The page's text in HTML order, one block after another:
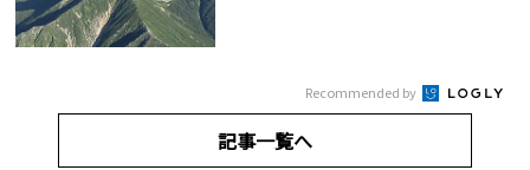
Recommended by
記事一覧へ